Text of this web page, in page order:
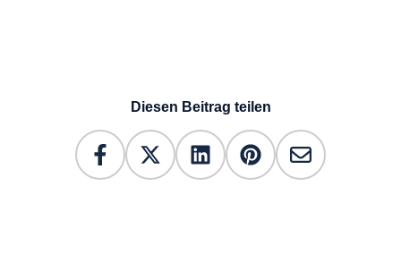
Diesen Beitrag teilen